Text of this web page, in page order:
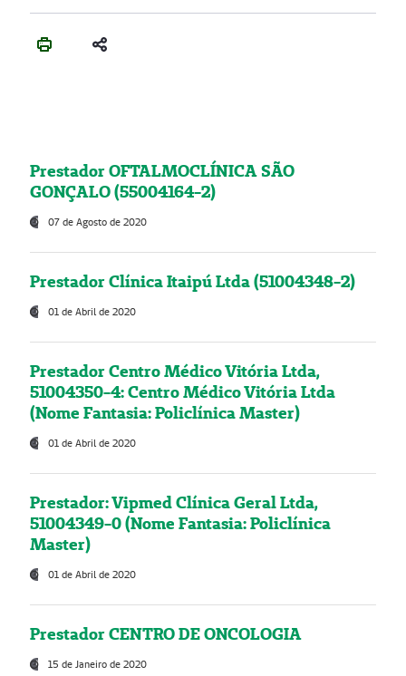
Prestador OFTALMOCLÍNICA SÃO
GONÇALO (55004164-2)
07 de Agosto de 2020
Prestador Clínica Itaipú Ltda (51004348-2)
01 de Abril de 2020
Prestador Centro Médico Vitória Ltda,
51004350-4: Centro Médico Vitória Ltda
(Nome Fantasia: Policlínica Master)
01 de Abril de 2020
Prestador: Vipmed Clínica Geral Ltda,
51004349-0 (Nome Fantasia: Policlínica
Master)
01 de Abril de 2020
Prestador CENTRO DE ONCOLOGIA
15 de Janeiro de 2020